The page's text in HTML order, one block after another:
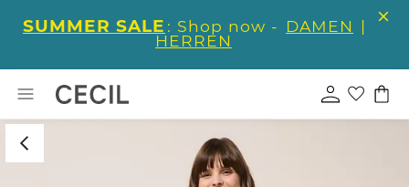
SUMMER SALE : Shop now - DAMEN |
HERREN